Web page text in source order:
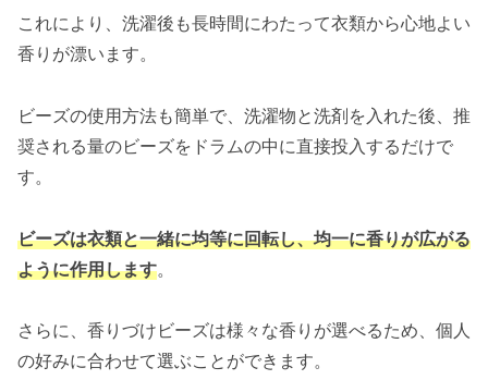
これにより、洗濯後も長時間にわたって衣類から心地よい
香りが漂います。
ビーズの使用方法も簡単で、洗濯物と洗剤を入れた後、推
奨される量のビーズをドラムの中に直接投入するだけで
す。
ビーズは衣類と一緒に均等に回転し、均一に香りが広がる
ように作用します。
さらに、香りづけビーズは様々な香りが選べるため、個人
の好みに合わせて選ぶことができます。